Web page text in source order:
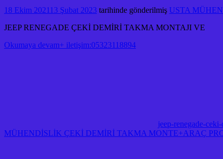
18 Ekim 2021 13 Şubat 2023 tarihinde gönderilmiş USTA
JEEP RENEGADE ÇEKİ DEMİRİ TAKMA MONTAJI VE
Okumaya devam+ iletişim:05323118894
jeep-renegade-
MÜHENDİSLİK ÇEKİ DEMİRİ TAKMA MONTE+ARAÇ